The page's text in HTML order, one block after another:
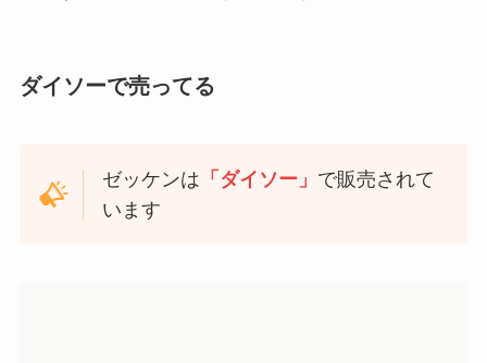
ダイソーで売ってる
ゼッケンは 「ダイソー」 で販売されて
います